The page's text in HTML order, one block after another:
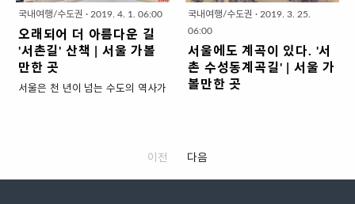
는데 들어가 보니... 우리 엑소(EXO)
오빠들이 저를 반겨요~ 건물 2층부
터 5층까지..
물급 인사들이 자주 찾아와서 운 좋
으면 보기 드문 사람도 만날 수 있습
니다. JTBC 뉴스..
부산 사람이 자갈치 시장에서 횟감
에 체크인할 일은 보통 없을 겁니다.
심지어 저는 오래전에 부산에서 30
년을 살았었는데, 해운대 해수욕장
에서 수영해 본 적이 없습니다. 부산
입니다. 서울을 떠난 지 십수 년이
소머리국밥집이 있는데요. 최근 에
던 적이 있었는데, 그때 여기서 밥을
먹었던 적이 있거든요. 정말 고맙게
도 그때나 지금이나 가게, 주인장,
서 서울이 가장 예스럽고 오래된 동
국내여행/수도권 · 2019. 4. 1. 06:00
오래되어 더 아름다운 길
'서촌길' 산책 | 서울 가볼
만한 곳
서울은 천 년이 넘는 수도의 역사가
는 도시의 모습을 유지하고 있는 곳
국내여행/수도권 · 2019. 3. 25.
06:00
서울에도 계곡이 있다. '서
촌 수성동계곡길' | 서울 가
볼만한 곳
대부분 복개되어 흔적이 남아있지
이전 다음